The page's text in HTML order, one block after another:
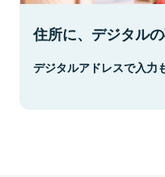
住所に、デジタルの
デジタルアドレスで入力